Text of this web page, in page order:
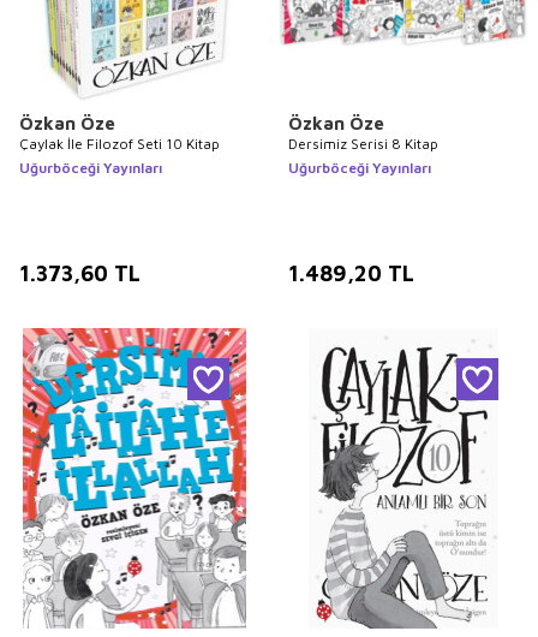
Özkan Öze
Çaylak İle Filozof Seti 10 Kitap
Uğurböceği Yayınları
1.373,60 TL
Özkan Öze
Dersimiz Serisi 8 Kitap
Uğurböceği Yayınları
1.489,20 TL